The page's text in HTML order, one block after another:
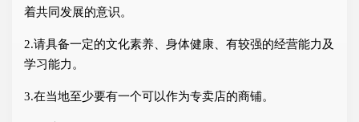
着共同发展的意识。
2.请具备一定的文化素养、身体健康、有较强的经营能力及
学习能力。
3.在当地至少要有一个可以作为专卖店的商铺。